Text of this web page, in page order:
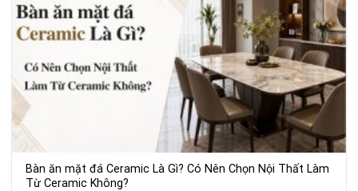
Bàn ăn mặt đá Ceramic Là Gì? Có Nên Chọn Nội Thất Làm
Từ Ceramic Không?